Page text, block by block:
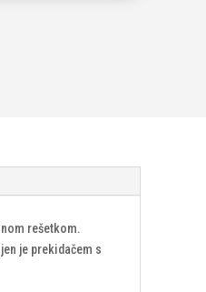
rešetkom.
je prekidačem s